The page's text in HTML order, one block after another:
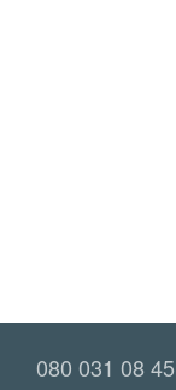
080 031 08 45